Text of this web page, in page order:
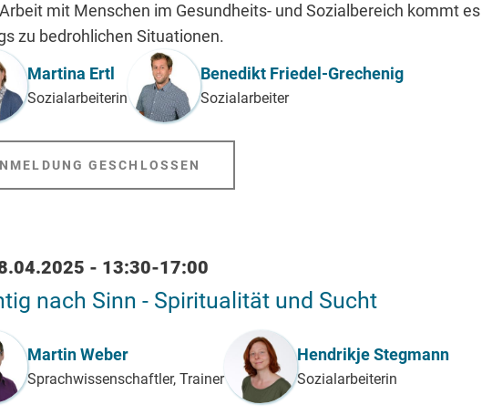
mit Menschen im Gesundheits- und Sozialbereich kommt
zu bedrohlichen Situationen.
Martina Ertl
Sozialarbeiterin
Benedikt Friedel-Grechenig
Sozialarbeiter
GESCHLOSSEN
/ Uhrzeit - 13:30-17:00
nach Sinn - Spiritualität und Sucht
Martin Weber
Sprachwissenschaftler, Trainer
Hendrikje Stegmann
Sozialarbeiterin